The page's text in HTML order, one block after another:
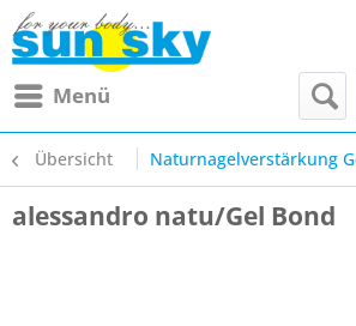
Menü
Übersicht Naturnagelverstärkung
alessandro natu/Gel Bond